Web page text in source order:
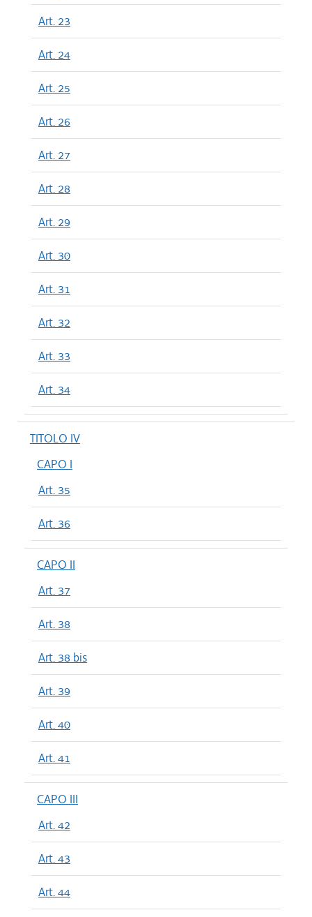
Art. 23
Art. 24
Art. 25
Art. 26
Art. 27
Art. 28
Art. 29
Art. 30
Art. 31
Art. 32
Art. 33
Art. 34
TITOLO IV
CAPO I
Art. 35
Art. 36
CAPO II
Art. 37
Art. 38
Art. 38 bis
Art. 39
Art. 40
Art. 41
CAPO III
Art. 42
Art. 43
Art. 44